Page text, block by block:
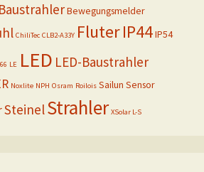
BaustrahlerBewegungsmelder
ChiliTec CLB2-A33Y FluterIP44IP54
LE LED LED-Baustrahler
Noxlite NPH Osram Roilois Sailun Sensor
SteinelStrahler XSolar L-S